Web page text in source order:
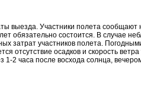
выезда. Участники полета сообщают
обязательно состоится. В случае
затрат участников полета.
отсутствие осадков и скорость
2 часа после восхода солнца,